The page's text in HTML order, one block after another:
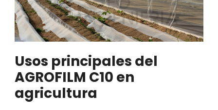
Usos principales del
AGROFILM C10 en
agricultura